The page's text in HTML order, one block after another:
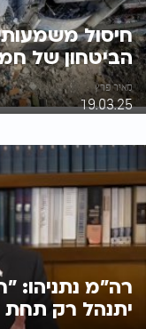
חיסול
הביטחון של
מאיר פרץ
19.03.25
רה"מ נתניהו:
יתנהל רק